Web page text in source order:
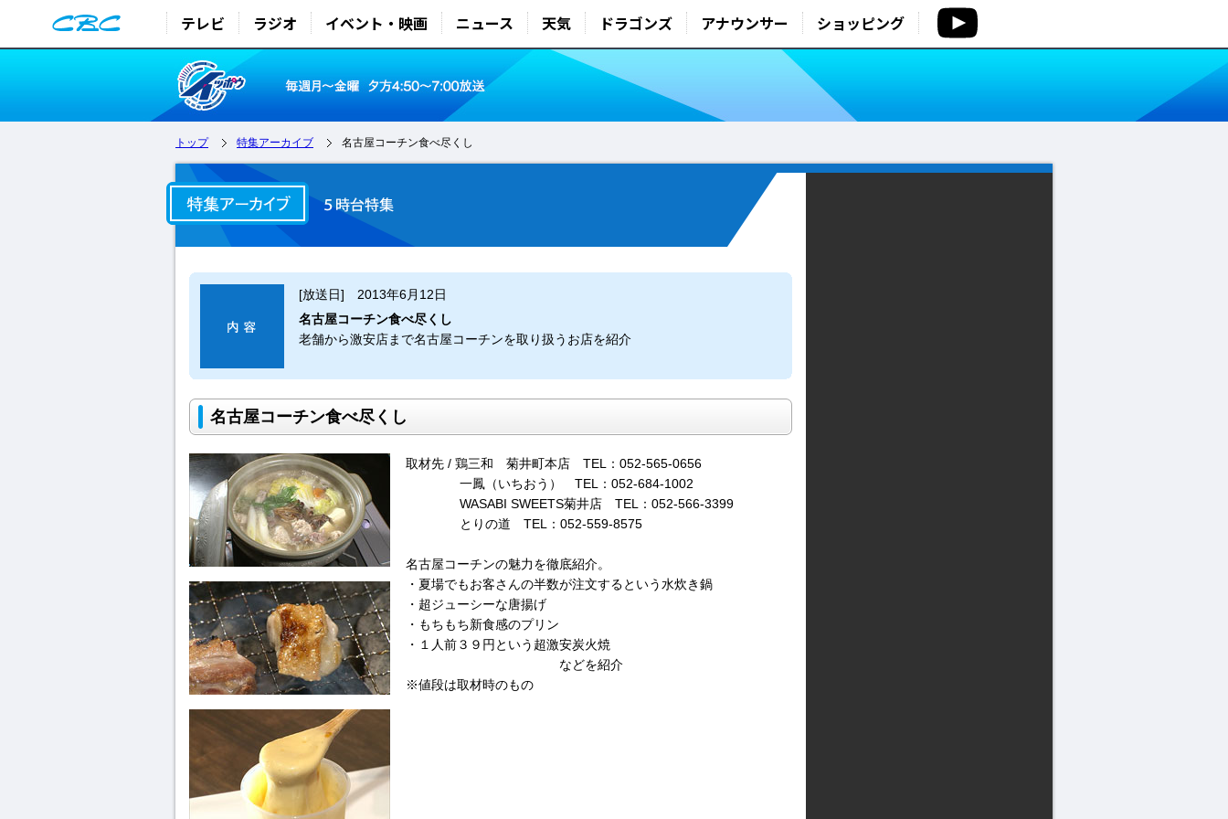
テレビ ラジオ イベント・映画 ニュース 天気 ドラゴンズ アナウンサー ショッピング
トップ 特集アーカイブ 名古屋コーチン食べ尽くし
[放送日] 2013年6月12日
名古屋コーチン食べ尽くし
老舗から激安店まで名古屋コーチンを取り扱うお店を紹介
名古屋コーチン食べ尽くし
取材先 / 鶏三和 菊井町本店 TEL：052-565-0656
一鳳（いちおう） TEL：052-684-1002
WASABI SWEETS菊井店 TEL：052-566-3399
とりの道 TEL：052-559-8575
名古屋コーチンの魅力を徹底紹介。
・夏場でもお客さんの半数が注文するという水炊き鍋
・超ジューシーな唐揚げ
・もちもち新食感のプリン
・１人前３９円という超激安炭火焼
などを紹介
※値段は取材時のもの